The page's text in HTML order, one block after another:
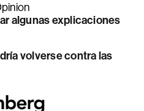
algunas explicaciones
volverse contra las